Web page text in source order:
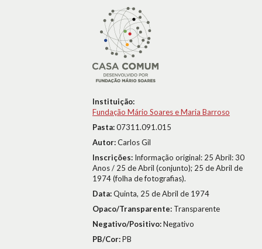
Instituição:
Fundação Mário Soares e Maria Barroso
Pasta:07311.091.015
Autor:Carlos Gil
Inscrições: Informação original: 25 Abril: 30
Anos / 25 de Abril (conjunto); 25 de Abril de
1974 (folha de fotografias).
Data:Quinta, 25 de Abril de 1974
Opaco/Transparente: Transparente
Negativo/Positivo:Negativo
PB/Cor:PB